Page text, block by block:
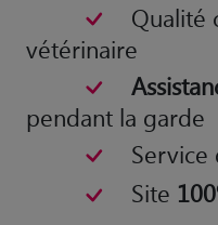
Qualité
vétérinaire
pendant la garde
Site